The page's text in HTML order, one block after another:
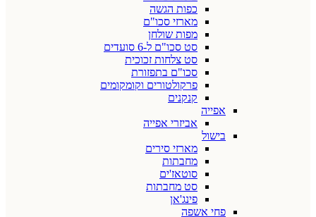
כפות הגשה
מארזי סכו"ם
מפות שולחן
סט סכו"ם ל-6 סועדים
סט צלחות זכוכית
סכו"ם בתפזורת
פרקולטורים וקומקומים
קנקנים
אפייה
אביזרי אפייה
בישול
מארזי סירים
מחבתות
סוטאז'ים
סט מחבתות
פינג'אן
פחי אשפה